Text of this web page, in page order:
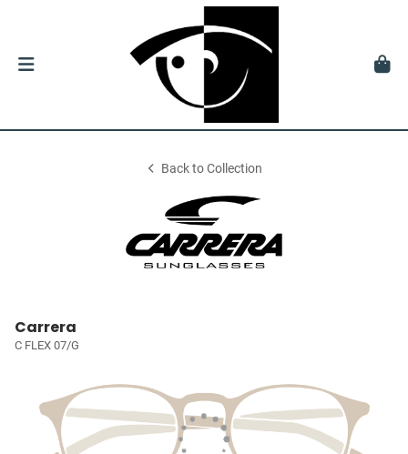
Back to Collection
Carrera
C FLEX 07/G